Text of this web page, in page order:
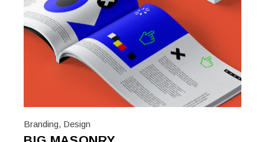
Branding, Design